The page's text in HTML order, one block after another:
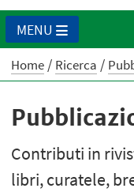
MENU
Home Ricerca
Contributi in
libri, curatele,